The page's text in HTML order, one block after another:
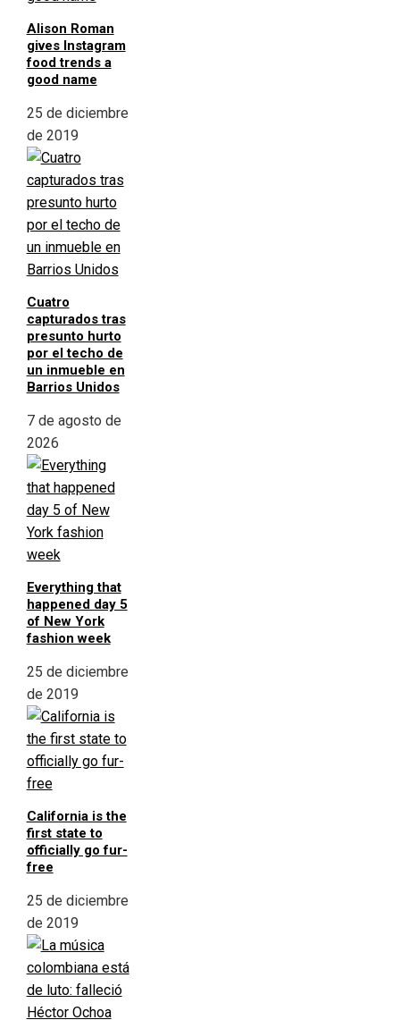
Alison Roman
gives Instagram
food trends a
good name
25 de diciembre
de 2019
Cuatro
capturados tras
presunto hurto
por el techo de
un inmueble en
Barrios Unidos
7 de agosto de
2026
Everything that
happened day 5
of New York
fashion week
25 de diciembre
de 2019
California is the
first state to
officially go fur-
free
25 de diciembre
de 2019